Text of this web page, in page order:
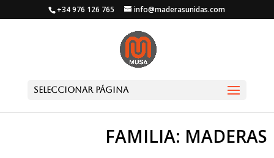
+34 976 126 765 info@maderasunidas.com
Seleccionar página
FAMILIA: MADERAS